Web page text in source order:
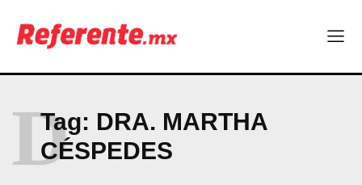
Technology
Uno de cada cuatro trabajadores en Chihuahua no tiene estas
prestaciones
Becas internacionales abren nuevas oportunidades para
profesionistas chihuahuenses
Tag: DRA. MARTHA
CÉSPEDES
D